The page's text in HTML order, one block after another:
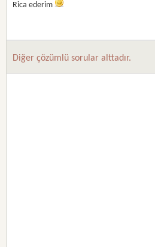
Rica ederim
Diğer çözümlü sorular alttadır.